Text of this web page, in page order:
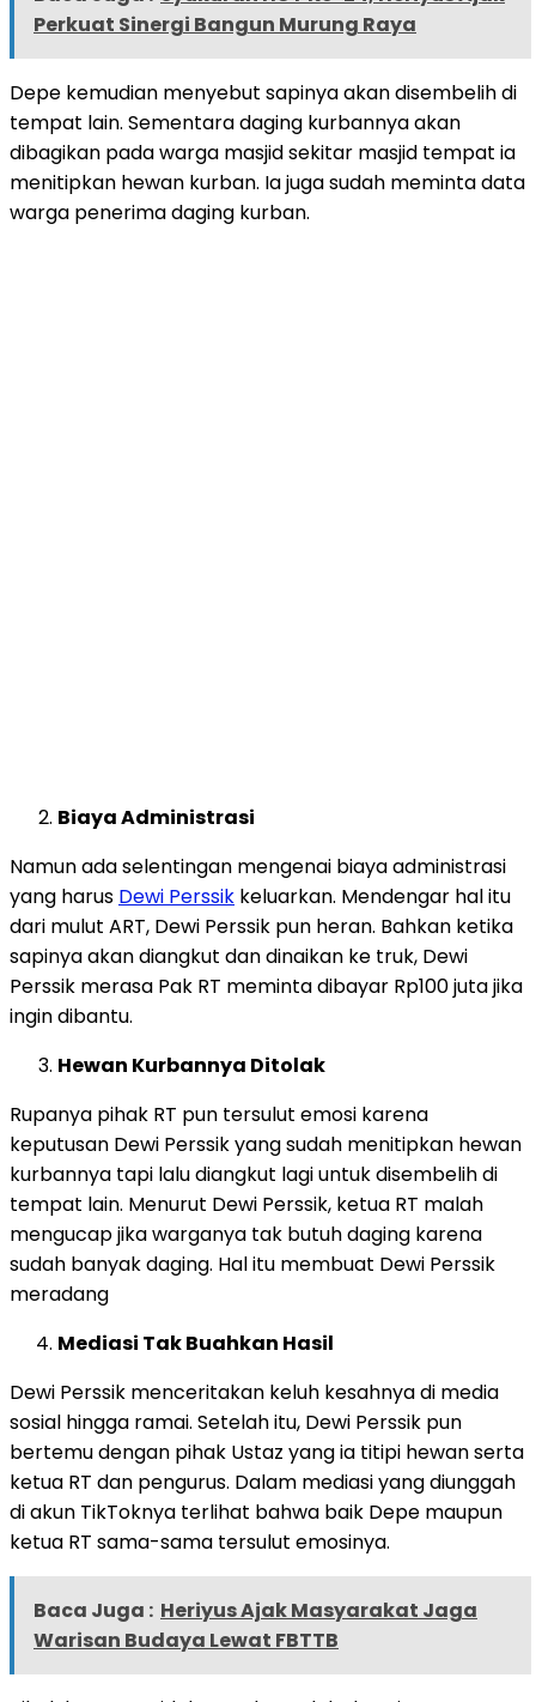
Perkuat Sinergi Bangun Murung Raya
Depe kemudian menyebut sapinya akan disembelih di
tempat lain. Sementara daging kurbannya akan
dibagikan pada warga masjid sekitar masjid tempat ia
menitipkan hewan kurban. Ia juga sudah meminta data
warga penerima daging kurban.
Biaya Administrasi
Namun ada selentingan mengenai biaya administrasi
yang harus Dewi Perssik keluarkan. Mendengar hal itu
dari mulut ART, Dewi Perssik pun heran. Bahkan ketika
sapinya akan diangkut dan dinaikan ke truk, Dewi
Perssik merasa Pak RT meminta dibayar Rp100 juta jika
ingin dibantu.
Hewan Kurbannya Ditolak
Rupanya pihak RT pun tersulut emosi karena
keputusan Dewi Perssik yang sudah menitipkan hewan
kurbannya tapi lalu diangkut lagi untuk disembelih di
tempat lain. Menurut Dewi Perssik, ketua RT malah
mengucap jika warganya tak butuh daging karena
sudah banyak daging. Hal itu membuat Dewi Perssik
meradang
Mediasi Tak Buahkan Hasil
Dewi Perssik menceritakan keluh kesahnya di media
sosial hingga ramai. Setelah itu, Dewi Perssik pun
bertemu dengan pihak Ustaz yang ia titipi hewan serta
ketua RT dan pengurus. Dalam mediasi yang diunggah
di akun TikToknya terlihat bahwa baik Depe maupun
ketua RT sama-sama tersulut emosinya.
Baca Juga : Heriyus Ajak Masyarakat Jaga
Warisan Budaya Lewat FBTTB